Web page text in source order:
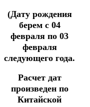
(Дату рождения
берем с 04
февраля по 03
февраля
следующего года.
Расчет дат
произведен по
Китайской